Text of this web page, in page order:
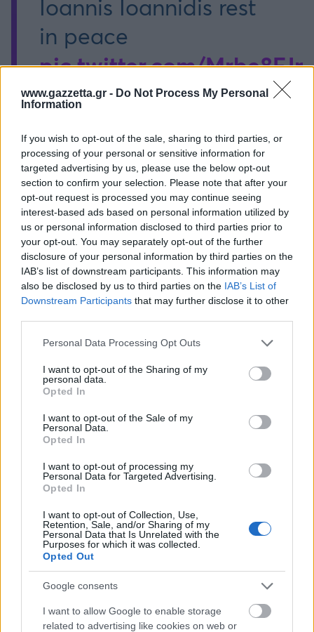
www.gazzetta.gr - Do Not Process My Personal
Information
If you wish to opt-out of the sale, sharing to third parties, or
processing of your personal or sensitive information for
targeted advertising by us, please use the below opt-out
section to confirm your selection. Please note that after your
opt-out request is processed you may continue seeing
interest-based ads based on personal information utilized by
us or personal information disclosed to third parties prior to
your opt-out. You may separately opt-out of the further
disclosure of your personal information by third parties on the
IAB’s list of downstream participants. This information may
also be disclosed by us to third parties on the IAB’s List of
Downstream Participants that may further disclose it to other
Please note that this website/app uses one or more Google
not limited to your visit or usage behaviour. You may click to
grant or deny consent to Google and its third-party tags to
use your data for below specified purposes in below Google
consent section.
Personal Data Processing Opt Outs
I want to opt-out of the Sharing of my
personal data.
Opted In
I want to opt-out of the Sale of my
Personal Data.
Opted In
I want to opt-out of processing my
Personal Data for Targeted Advertising.
Opted In
I want to opt-out of Collection, Use,
Retention, Sale, and/or Sharing of my
Personal Data that Is Unrelated with the
Purposes for which it was collected.
Opted Out
Google consents
I want to allow Google to enable storage
related to advertising like cookies on web or
Ioannis Ioannidis rest
in peace
pic.twitter.com/
— Olimpia Milano
(@OlimpiaMI1936)
October 4, 2023
Διάβασε όλα τατελευταία νέατης αθλητικής
επικαιρότητας. Μάθε για όλους τους
εβδομάδας μέσα από το υπερπλήρες Πρόγραμμα TV του
ΔΙΑΒΑΣΕ ΑΚΟΜΗ:
Οι μεταγραφές της ημέρας στο μπάσκετ: Ο ΛεΜπρον
αποφάσισε Σίξερς, ο Τολιόπουλος στον Άρη και οι άλλες
κινήσεις
Αρμάνι Μιλάνο: Ανακοίνωσε τον Μόουζες Ράιτ
Αρμάνι Μιλάνο: Ανακοίνωσε τον Μάντοξ και τον έδωσε
δανεικό
ΓΙΑΝΝΗΣ ΙΩΑΝΝΙΔΗΣ